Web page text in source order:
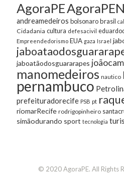
AgoraPE
andreamedeiros bolsonarobrasil
Cidadania cultura defesacivil
Empreendedorismo EUA gaza Israel
jaboatãodosguararapes
manomedeiros nautico
pernambuco
prefeituradorecife PSB pt
riomarRecife rodrigopinheiro
simãodurando sport tecnologia
© 2020 AgoraPE. All Rights